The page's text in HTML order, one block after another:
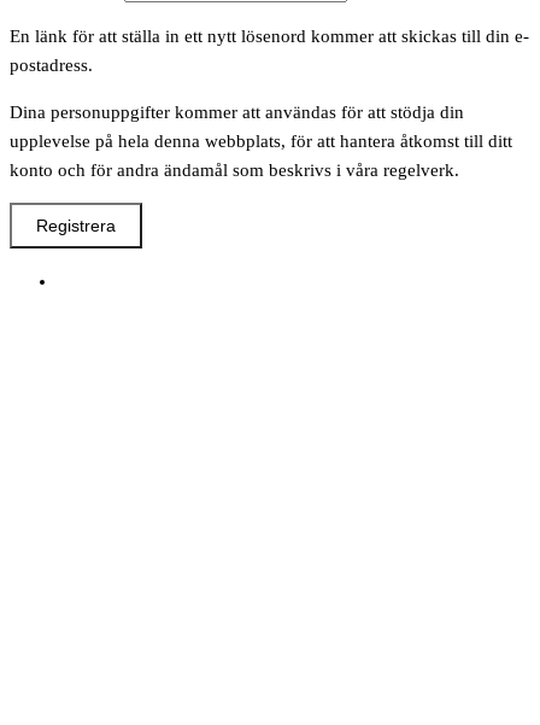
En länk för att ställa in ett nytt lösenord kommer att skickas till din e-
postadress.
Dina personuppgifter kommer att användas för att stödja din
upplevelse på hela denna webbplats, för att hantera åtkomst till ditt
konto och för andra ändamål som beskrivs i våra regelverk.
Registrera